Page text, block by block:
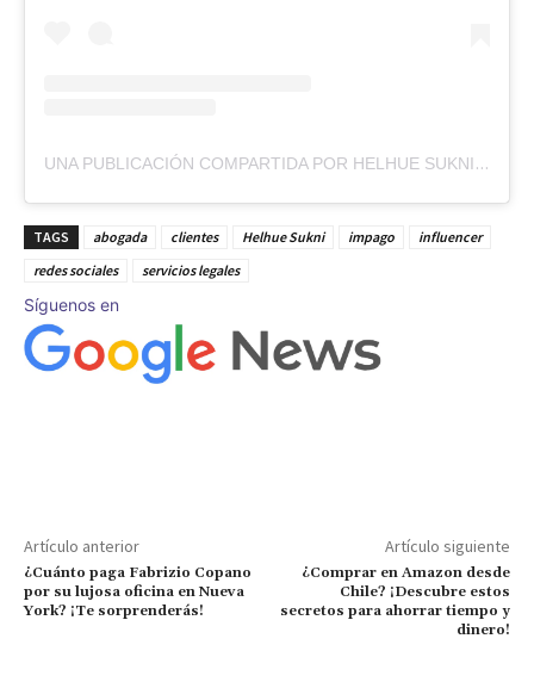
UNA PUBLICACIÓN COMPARTIDA POR HELHUE SUKNI GIADALAH (@HELHUESUKNI)
TAGS abogada clientes Helhue Sukni impago
influencer
redes sociales
servicios legales
Síguenos en
Artículo anterior
¿Cuánto paga Fabrizio Copano
por su lujosa oficina en Nueva
York? ¡Te sorprenderás!
Artículo siguiente
¿Comprar en Amazon desde
Chile? ¡Descubre estos
secretos para ahorrar tiempo y
dinero!